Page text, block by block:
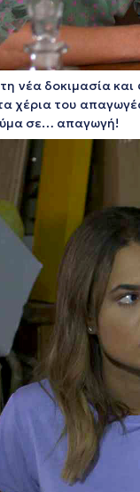
νέα δοκιμασία
χέρια του
σε… απαγωγή!